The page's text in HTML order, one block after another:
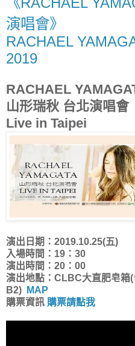
演唱會》
RACHAEL
2019
RACHAEL
山形瑞秋 台北演唱會
Live in Taipei
演出日期：2019.10.25(五)
入場時間：19：30
演出時間：20：00
演出地點：CLBC大直肥皂箱
B2)
MAP
購票資訊 購票請點我